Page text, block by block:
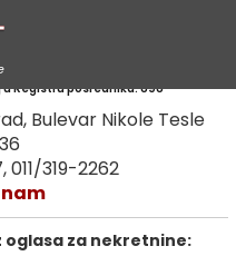
u Registru posrednika: 898
Bulevar Nikole Tesle
319-2262
za nekretnine: